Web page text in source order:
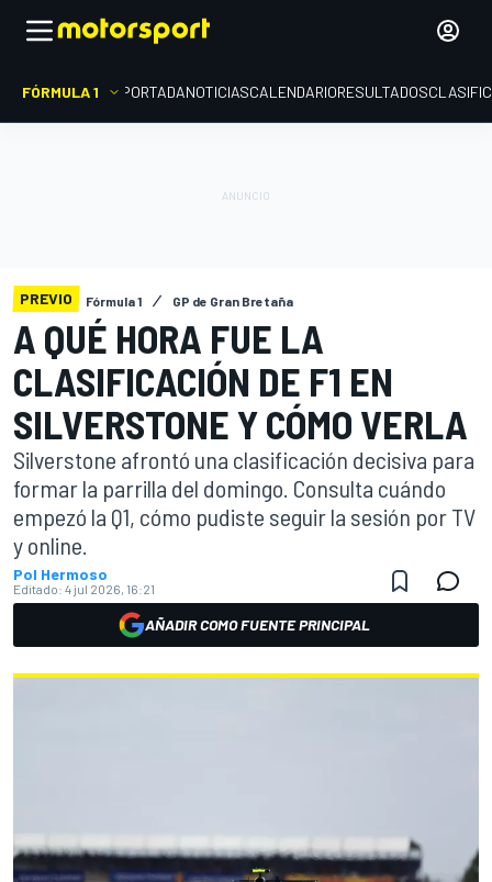
FÓRMULA 1 PORTADANOTICIASCALENDARIORESULTADOS
PREVIO Fórmula 1 GP de Gran Bretaña
A QUÉ HORA FUE LA
CLASIFICACIÓN DE F1 EN
SILVERSTONE Y CÓMO VERLA
Silverstone afrontó una clasificación decisiva para
formar la parrilla del domingo. Consulta cuándo
empezó la Q1, cómo pudiste seguir la sesión por TV
y online.
Pol Hermoso
Editado: 4 jul 2026, 16:21
AÑADIR COMO FUENTE PRINCIPAL